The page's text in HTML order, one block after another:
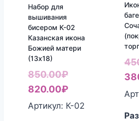
Набор для
вышивания
бисером К-02
Казанская икона
Божией матери
(13х18)
850.00₽
цена
составляла
820.00₽Текущая
цена:
Артикул: К-02